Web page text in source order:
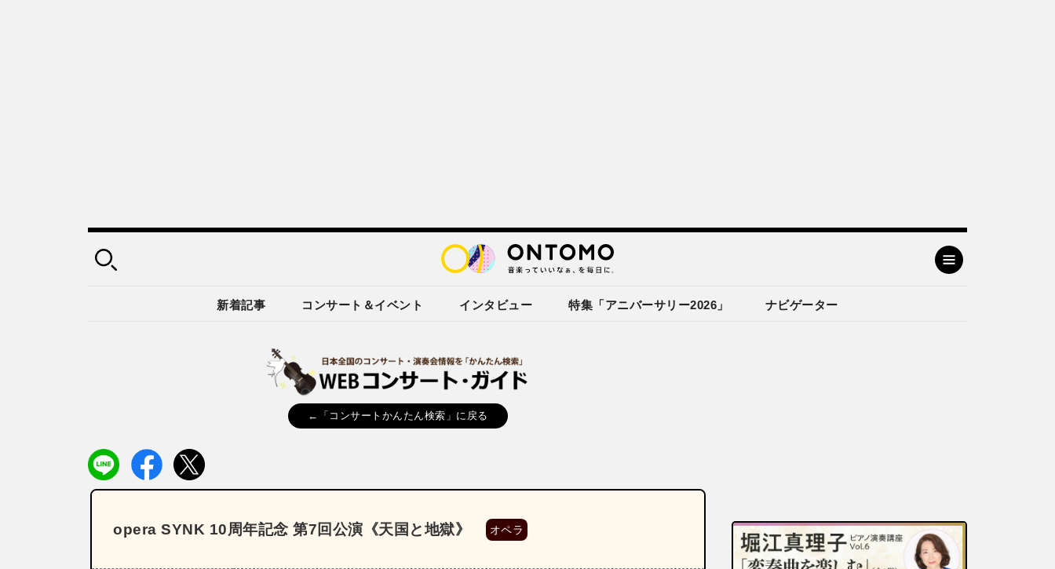
新着記事 コンサート＆イベント インタビュー 特集「アニバーサリー2026」 ナビゲーター
←「コンサートかんたん検索」に戻る
opera SYNK 10周年記念 第7回公演《天国と地獄》 オペラ